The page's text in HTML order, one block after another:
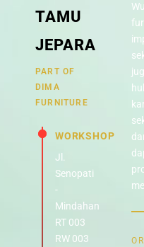
TAMU
JEPARA
PART OF
DIMA
FURNITURE
WORKSHOP
Jl.
Senopati
-
Mindahan
RT 003
RW 003